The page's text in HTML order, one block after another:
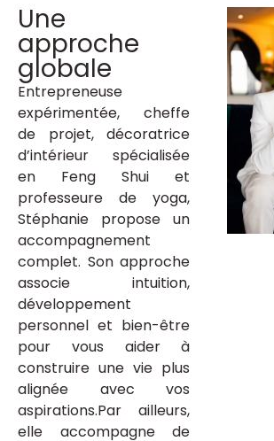
Une
approche
globale
Entrepreneuse
expérimentée, cheffe
de projet, décoratrice
d’intérieur spécialisée
en Feng Shui et
professeure de yoga,
Stéphanie propose un
accompagnement
complet. Son approche
associe intuition,
développement
personnel et bien-être
pour vous aider à
construire une vie plus
alignée avec vos
aspirations.Par ailleurs,
elle accompagne de